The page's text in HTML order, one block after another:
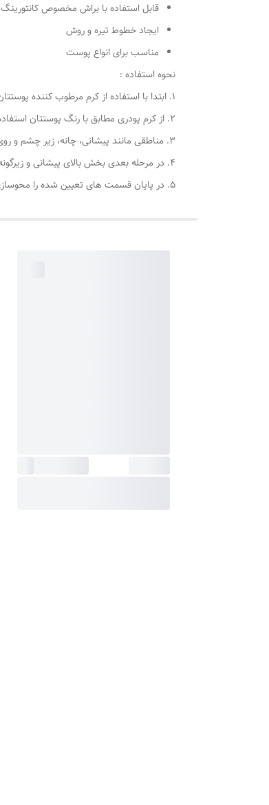
قابل استفاده با براش مخصوص کانتورینگ
ایجاد خطوط تیره و روش
مناسب برای انواع پوست
نحوه استفاده :
1. ابتدا با استفاده از کرم مرطوب کننده پوستتان را نرم و لطیف سازید.
2. از کرم پودری مطابق با رنگ پوستتان استفاده کنید و سعی کنید تمام قسمت های صورت خود را به خوبی پوشش دهید.
3. مناطقی مانند پیشانی، چانه، زیر چشم و روی بینی را با استفاده از کرم پودری 2 درجه روشن تر از رنگ پوستتان، با استفاده از پالت کانتور 3 رنگ گلدن رز هایلایت سازید.
4. در مرحله بعدی بخش بالای پیشانی و زیرگونه ها را با رنگ تیره پالت کانتور 3 رنگ گلدن رز اندکی تیره تر کنید.
5. در پایان قسمت های تعیین شده را محوسازی کنید.